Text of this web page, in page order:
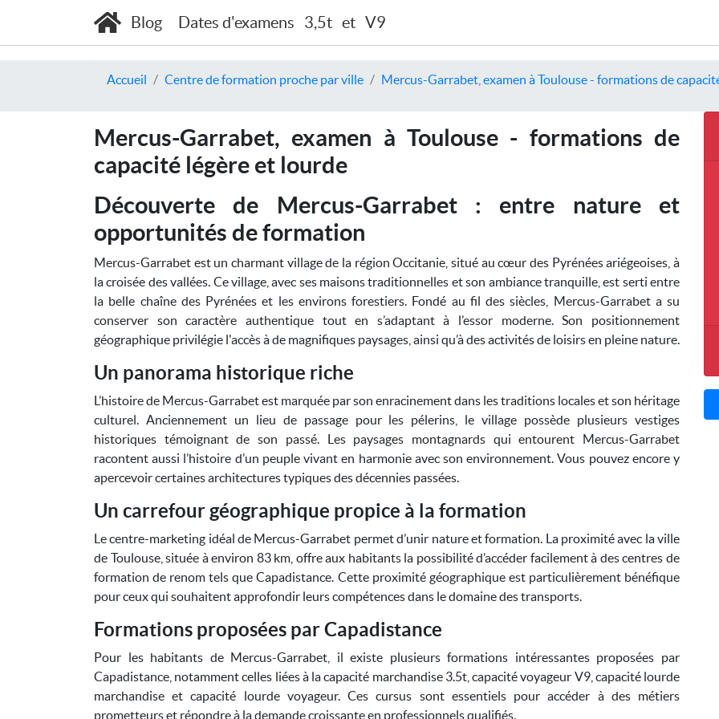
Blog Dates d'examens 3,5t et V9
Accueil Centre de formation proche par ville Mercus-Garrabet, examen à Toulouse - formations de
Mercus-Garrabet, examen à Toulouse - formations de
capacité légère et lourde
Découverte de Mercus-Garrabet : entre nature et
opportunités de formation
Mercus-Garrabet est un charmant village de la région Occitanie, situé au cœur des Pyrénées ariégeoises, à
la croisée des vallées. Ce village, avec ses maisons traditionnelles et son ambiance tranquille, est serti entre
la belle chaîne des Pyrénées et les environs forestiers. Fondé au fil des siècles, Mercus-Garrabet a su
conserver son caractère authentique tout en s’adaptant à l’essor moderne. Son positionnement
géographique privilégie l'accès à de magnifiques paysages, ainsi qu’à des activités de loisirs en pleine nature.
Un panorama historique riche
L’histoire de Mercus-Garrabet est marquée par son enracinement dans les traditions locales et son héritage
culturel. Anciennement un lieu de passage pour les pélerins, le village possède plusieurs vestiges
historiques témoignant de son passé. Les paysages montagnards qui entourent Mercus-Garrabet
racontent aussi l’histoire d’un peuple vivant en harmonie avec son environnement. Vous pouvez encore y
apercevoir certaines architectures typiques des décennies passées.
Un carrefour géographique propice à la formation
Le centre-marketing idéal de Mercus-Garrabet permet d’unir nature et formation. La proximité avec la ville
de Toulouse, située à environ 83 km, offre aux habitants la possibilité d’accéder facilement à des centres de
formation de renom tels que Capadistance. Cette proximité géographique est particulièrement bénéfique
pour ceux qui souhaitent approfondir leurs compétences dans le domaine des transports.
Formations proposées par Capadistance
Pour les habitants de Mercus-Garrabet, il existe plusieurs formations intéressantes proposées par
Capadistance, notamment celles liées à la capacité marchandise 3.5t, capacité voyageur V9, capacité lourde
marchandise et capacité lourde voyageur. Ces cursus sont essentiels pour accéder à des métiers
prometteurs et répondre à la demande croissante en professionnels qualifiés.